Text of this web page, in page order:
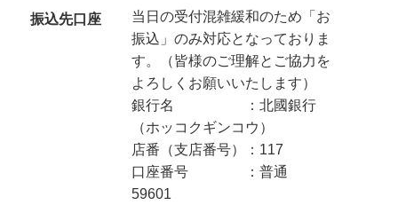
振込先口座
当日の受付混雑緩和のため「お
振込」のみ対応となっておりま
す。（皆様のご理解とご協力を
よろしくお願いいたします）
銀行名 ：北國銀行
（ホッコクギンコウ）
店番（支店番号）：117
口座番号 ：普通
59601